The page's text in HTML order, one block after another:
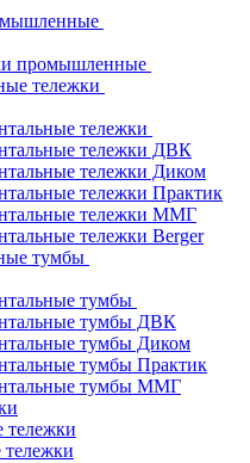
промышленные
тележки
тележки
тележки ДВК
тележки Диком
тележки Практик
тележки ММГ
тележки Berger
тумбы
тумбы
тумбы ДВК
тумбы Диком
тумбы Практик
тумбы ММГ
тележки
тележки